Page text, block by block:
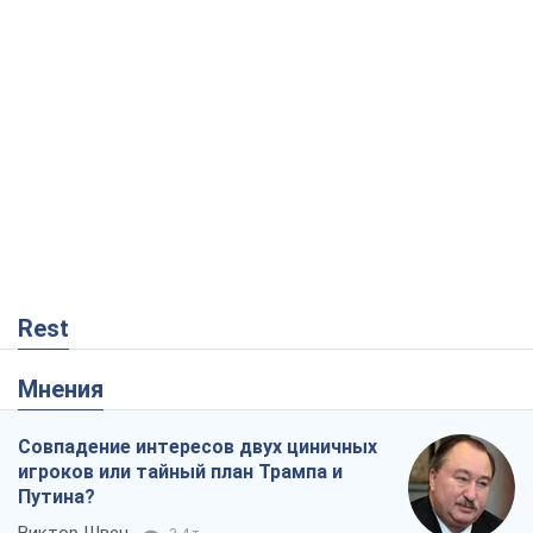
Rest
Мнения
Совпадение интересов двух циничных
игроков или тайный план Трампа и
Путина?